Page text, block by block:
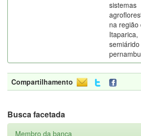
sistemas
na região
Itaparica,
semiárido
Compartilhamento
Busca facetada
Membro da banca